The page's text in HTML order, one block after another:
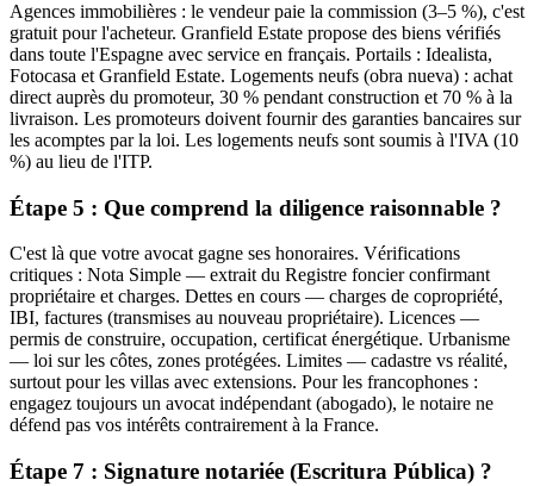
Agences immobilières : le vendeur paie la commission (3–5 %), c'est
gratuit pour l'acheteur. Granfield Estate propose des biens vérifiés
dans toute l'Espagne avec service en français. Portails : Idealista,
Fotocasa et Granfield Estate. Logements neufs (obra nueva) : achat
direct auprès du promoteur, 30 % pendant construction et 70 % à la
livraison. Les promoteurs doivent fournir des garanties bancaires sur
les acomptes par la loi. Les logements neufs sont soumis à l'IVA (10
%) au lieu de l'ITP.
Étape 5 : Que comprend la diligence raisonnable ?
C'est là que votre avocat gagne ses honoraires. Vérifications
critiques : Nota Simple — extrait du Registre foncier confirmant
propriétaire et charges. Dettes en cours — charges de copropriété,
IBI, factures (transmises au nouveau propriétaire). Licences —
permis de construire, occupation, certificat énergétique. Urbanisme
— loi sur les côtes, zones protégées. Limites — cadastre vs réalité,
surtout pour les villas avec extensions. Pour les francophones :
engagez toujours un avocat indépendant (abogado), le notaire ne
défend pas vos intérêts contrairement à la France.
Étape 7 : Signature notariée (Escritura Pública) ?